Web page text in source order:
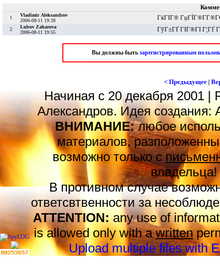
1
Vladimir Aleksandrov
2006-08-11 19:28
ГќГІГ®
2
Lubov Zaharova
2006-08-11 19:55
ГўГ±ГҐ ГІГ®ГІ
Вы должны быть зарегистрированным
< Предыдущее |
Начиная с 20 декабря 2001 |
Александров. Идея создания:
ВНИМАНИЕ:любое
материалов,
возможно только с
владельца!
В противном случае
ответсвтвенности за
ATTENTION:any use of
is allowed only with awritten
Upload multiple files with